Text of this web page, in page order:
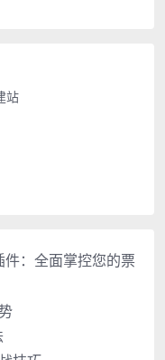
站
：全面掌控您的票